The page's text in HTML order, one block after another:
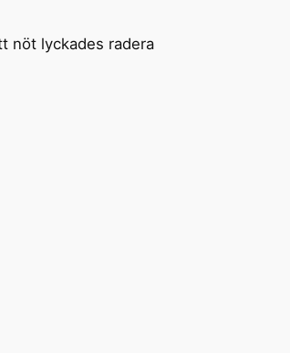
nöt lyckades radera